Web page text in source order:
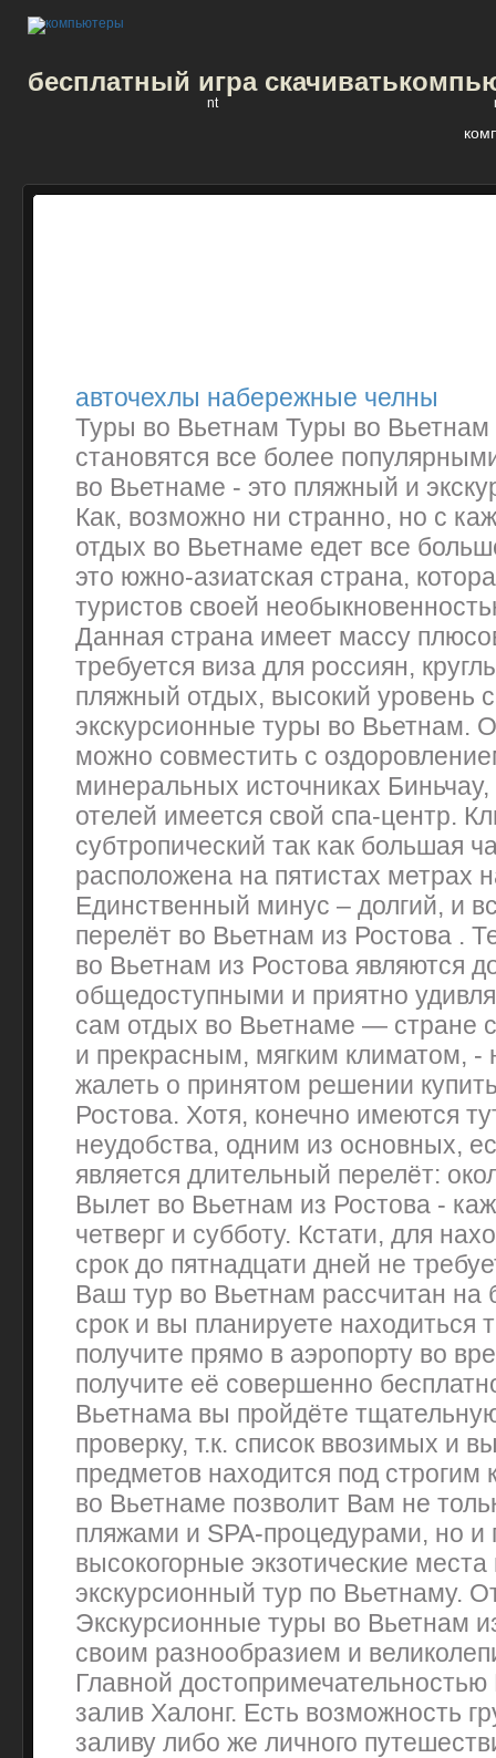
бесплатный игра скачивать
nt
авточехлы набережные челны
Туры во Вьетнам Туры во
становятся все более
во Вьетнаме - это пляжный и
Как, возможно ни странно, но с
отдых во Вьетнаме едет все
это южно-азиатская страна,
туристов своей
Данная страна имеет массу
требуется виза для россиян,
пляжный отдых, высокий уровень
экскурсионные туры во Вьетнам.
можно совместить с
минеральных источниках
отелей имеется свой спа-центр.
субтропический так как большая
расположена на пятистах метрах
Единственный минус – долгий, и
перелёт во Вьетнам из Ростова .
во Вьетнам из Ростова являются
общедоступными и приятно
сам отдых во Вьетнаме — стране
и прекрасным, мягким климатом, -
жалеть о принятом решении
Ростова. Хотя, конечно имеются
неудобства, одним из основных,
является длительный перелёт:
Вылет во Вьетнам из Ростова -
четверг и субботу. Кстати, для
срок до пятнадцати дней не
Ваш тур во Вьетнам рассчитан на
срок и вы планируете находиться
получите прямо в аэропорту во
получите её совершенно
Вьетнама вы пройдёте
проверку, т.к. список ввозимых и
предметов находится под
во Вьетнаме позволит Вам не
пляжами и SPA-процедурами, но и
высокогорные экзотические
экскурсионный тур по Вьетнаму.
Экскурсионные туры во Вьетнам
своим разнообразием и
Главной
залив Халонг. Есть возможность
заливу либо же личного